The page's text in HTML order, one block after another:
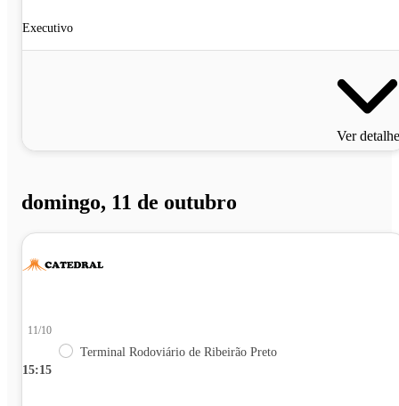
Executivo
Ver
domingo, 11 de outubro
15:15
11/10
Terminal Rodoviário de Ribeirão Preto